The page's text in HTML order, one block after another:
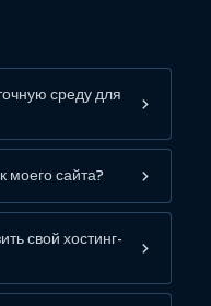
среду для
моего сайта?
свой хостинг-